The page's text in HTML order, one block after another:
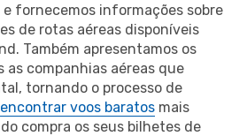
e fornecemos informações sobre
de rotas aéreas disponíveis
Também apresentamos os
as companhias aéreas que
tornando o processo de
encontrar voos baratos mais
compra os seus bilhetes de